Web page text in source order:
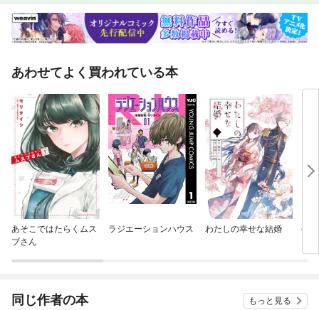
あわせてよく買われている本
あそこではたらくムス
ブさん
ラジエーションハウス わたしの幸せな結婚 今
同じ作者の本 もっと見る